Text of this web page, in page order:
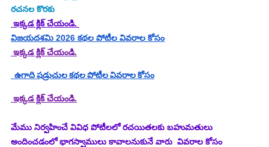
రచనల కొరకు
ఇక్కడ క్లిక్ చేయండి.
విజయదశమి 2026 కథల పోటీల వివరాల కోసం
ఇక్కడ క్లిక్ చేయండి.
ఉగాది షడ్రుచుల కథల పోటీల వివరాల కోసం
ఇక్కడ క్లిక్ చేయండి.
మేము నిర్వహించే వివిధ పోటీలలో రచయితలకు బహుమతులు
అందించడంలో భాగస్వాములు కావాలనుకునే వారు  వివరాల కోసం